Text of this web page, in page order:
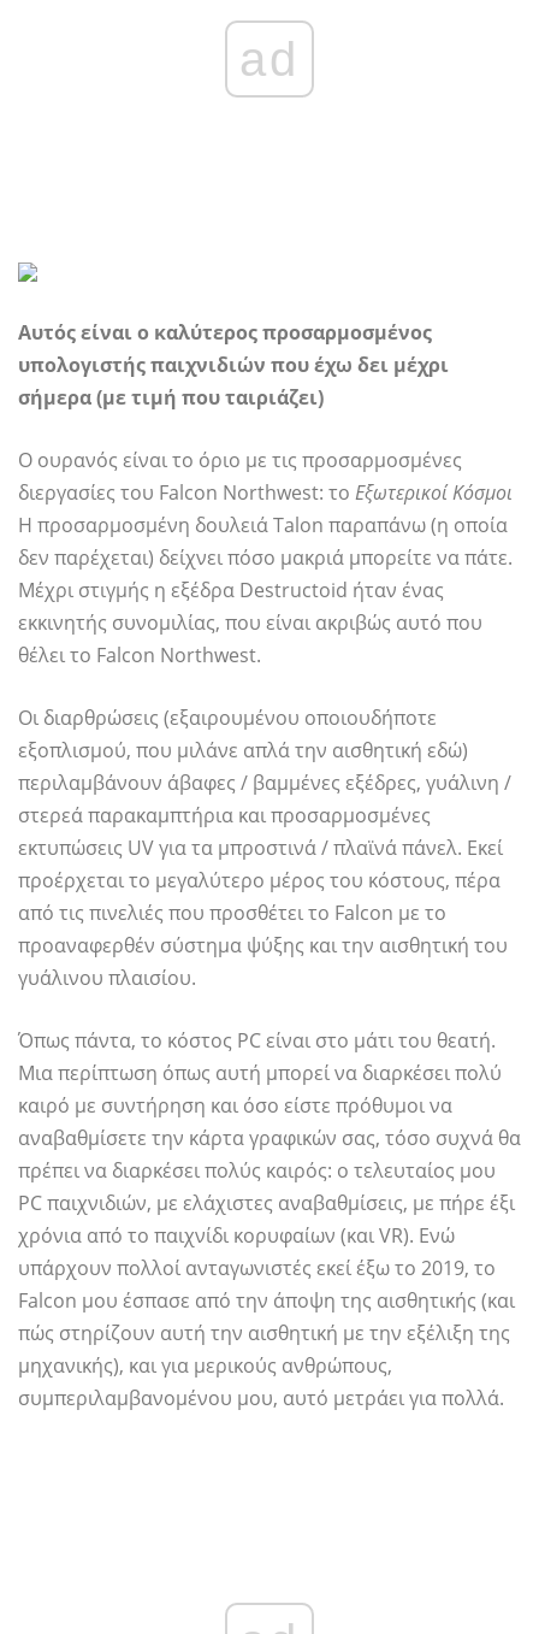
ad
Αυτός είναι ο καλύτερος προσαρμοσμένος
υπολογιστής παιχνιδιών που έχω δει μέχρι
σήμερα (με τιμή που ταιριάζει)
Ο ουρανός είναι το όριο με τις προσαρμοσμένες
διεργασίες του Falcon Northwest: το Εξωτερικοί Κόσμοι
Η προσαρμοσμένη δουλειά Talon παραπάνω (η οποία
δεν παρέχεται) δείχνει πόσο μακριά μπορείτε να πάτε.
Μέχρι στιγμής η εξέδρα Destructoid ήταν ένας
εκκινητής συνομιλίας, που είναι ακριβώς αυτό που
θέλει το Falcon Northwest.
Οι διαρθρώσεις (εξαιρουμένου οποιουδήποτε
εξοπλισμού, που μιλάνε απλά την αισθητική εδώ)
περιλαμβάνουν άβαφες / βαμμένες εξέδρες, γυάλινη /
στερεά παρακαμπτήρια και προσαρμοσμένες
εκτυπώσεις UV για τα μπροστινά / πλαϊνά πάνελ. Εκεί
προέρχεται το μεγαλύτερο μέρος του κόστους, πέρα ​​
από τις πινελιές που προσθέτει το Falcon με το
προαναφερθέν σύστημα ψύξης και την αισθητική του
γυάλινου πλαισίου.
Όπως πάντα, το κόστος PC είναι στο μάτι του θεατή.
Μια περίπτωση όπως αυτή μπορεί να διαρκέσει πολύ
καιρό με συντήρηση και όσο είστε πρόθυμοι να
αναβαθμίσετε την κάρτα γραφικών σας, τόσο συχνά θα
πρέπει να διαρκέσει πολύς καιρός: ο τελευταίος μου
PC παιχνιδιών, με ελάχιστες αναβαθμίσεις, με πήρε έξι
χρόνια από το παιχνίδι κορυφαίων (και VR). Ενώ
υπάρχουν πολλοί ανταγωνιστές εκεί έξω το 2019, το
Falcon μου έσπασε από την άποψη της αισθητικής (και
πώς στηρίζουν αυτή την αισθητική με την εξέλιξη της
μηχανικής), και για μερικούς ανθρώπους,
συμπεριλαμβανομένου μου, αυτό μετράει για πολλά.